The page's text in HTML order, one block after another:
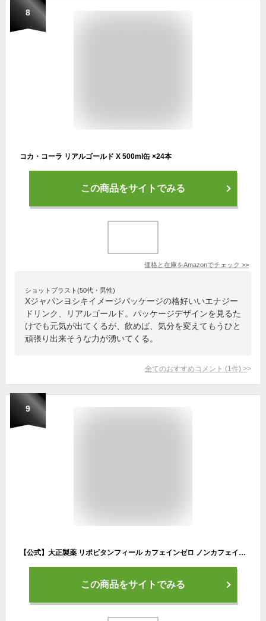
8
コカ・コーラ リアルゴールド X 500ml缶 ×24本
この商品をサイトでみる
価格と在庫をAmazonでチェック >>
ショットブラスト(50代・男性)
Xジャパンヨシキイメージパッケージの格好いいエナジー
ドリンク、リアルゴールド。パッケージデザインを見るた
けでも元気が出てくるが、飲めば、気分を変えてもうひと
頑張り出来そうな力が湧いてくる。
全てのおすすめコメント (1 件) >
9
【公式】大正製薬 リポビタンフィール カフェインゼロ ノンカフェイン タウリン1000mg グリシン ビタミンB群 100ml 30本 栄養ドリンク 栄養剤 リポビタン 低カロリー ビタミン 指定医薬部外品 女性
この商品をサイトでみる